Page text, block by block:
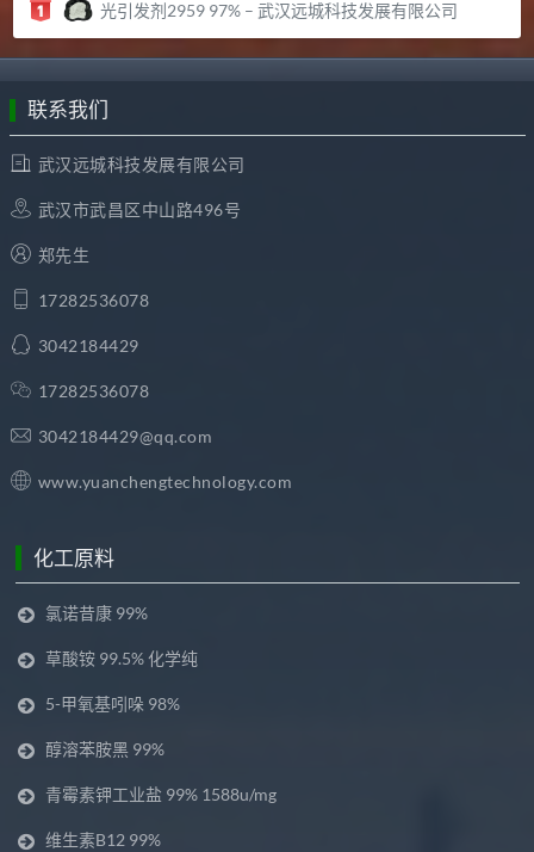
光引发剂2959 97% – 武汉远城科技发展有限公司
联系我们
武汉远城科技发展有限公司
武汉市武昌区中山路496号
郑先生
17282536078
3042184429
17282536078
3042184429@qq.com
www.yuanchengtechnology.com
化工原料
氯诺昔康 99%
草酸铵 99.5% 化学纯
5-甲氧基吲哚 98%
醇溶苯胺黑 99%
青霉素钾工业盐 99% 1588u/mg
维生素B12 99%